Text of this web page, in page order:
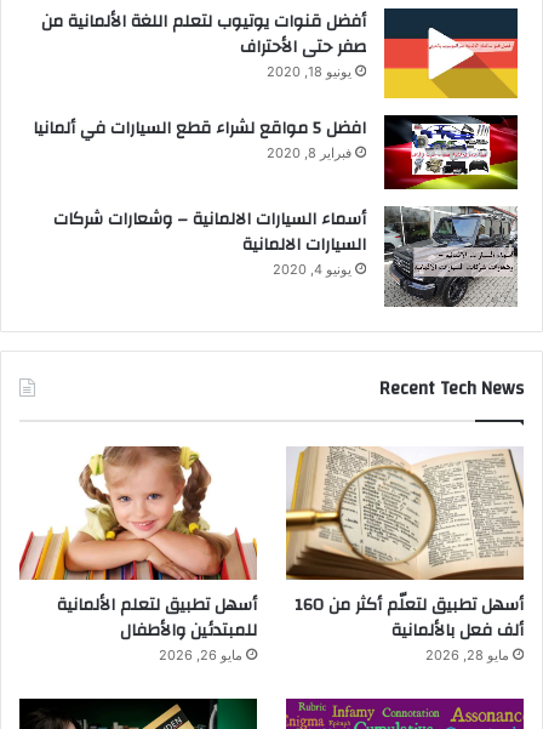
أفضل قنوات يوتيوب لتعلم اللغة الألمانية من
صفر حتى الأحتراف
يونيو 18, 2020
افضل 5 مواقع لشراء قطع السيارات في ألمانيا
فبراير 8, 2020
أسماء السيارات الالمانية – وشعارات شركات
السيارات الالمانية
يونيو 4, 2020
Recent Tech News
أسهل تطبيق لتعلّم أكثر من 160
ألف فعل بالألمانية
مايو 28, 2026
أسهل تطبيق لتعلم الألمانية
للمبتدئين والأطفال
مايو 26, 2026